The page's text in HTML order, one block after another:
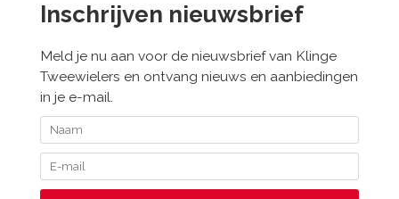
Inschrijven nieuwsbrief
Meld je nu aan voor de nieuwsbrief van Klinge
Tweewielers en ontvang nieuws en aanbiedingen
in je e-mail.